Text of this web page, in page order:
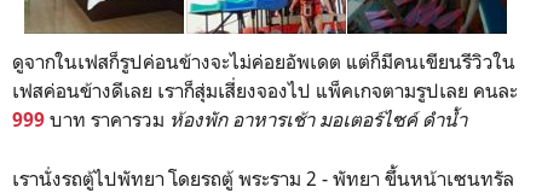
ดูจากในเฟสก็รูปค่อนข้างจะไม่ค่อยอัพเดต แต่ก็มีคนเขียนรีวิวใน
เฟสค่อนข้างดีเลย เราก็สุ่มเสี่ยงจองไป แพ็คเกจตามรูปเลย คนละ
999 บาท ราคารวม ห้องพัก อาหารเช้า มอเตอร์ไซค์ ดำน้ำ
เรานั่งรถตู้ไปพัทยา โดยรถตู้ พระราม 2 - พัทยา ขึ้นหน้าเซนทรัล